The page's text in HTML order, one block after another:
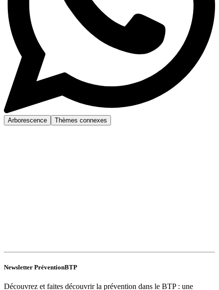
Arborescence Thèmes connexes
Newsletter PréventionBTP
Découvrez et faites découvrir la prévention dans le BTP : une